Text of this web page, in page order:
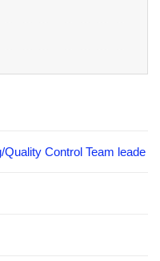
Control Team leade